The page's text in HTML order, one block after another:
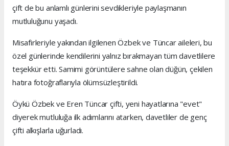
çift de bu anlamlı günlerini sevdikleriyle paylaşmanın
mutluluğunu yaşadı.
Misafirleriyle yakından ilgilenen Özbek ve Tüncar aileleri, bu
özel günlerinde kendilerini yalnız bırakmayan tüm davetlilere
teşekkür etti. Samimi görüntülere sahne olan düğün, çekilen
hatıra fotoğraflarıyla ölümsüzleştirildi.
Öykü Özbek ve Eren Tüncar çifti, yeni hayatlarına "evet"
diyerek mutluluğa ilk adımlarını atarken, davetliler de genç
çifti alkışlarla uğurladı.